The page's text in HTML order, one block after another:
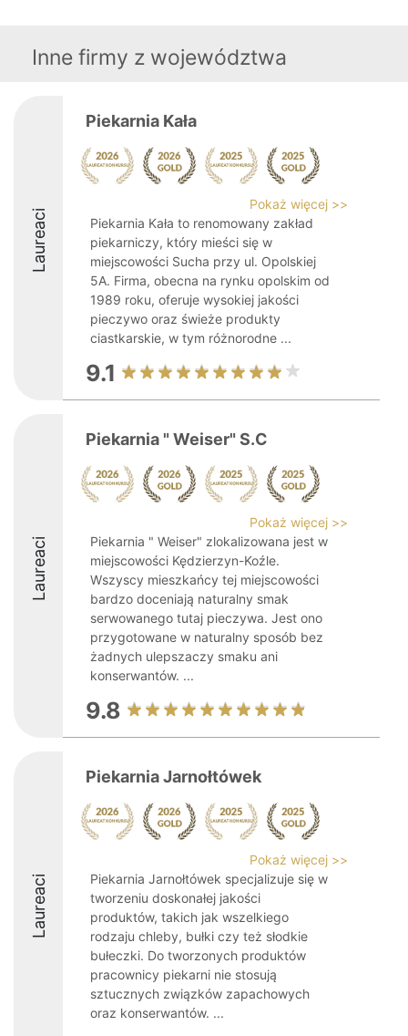
Inne firmy z województwa
Laureaci
Piekarnia Kała
Pokaż więcej >>
Piekarnia Kała to renomowany zakład
piekarniczy, który mieści się w
miejscowości Sucha przy ul. Opolskiej
5A. Firma, obecna na rynku opolskim od
1989 roku, oferuje wysokiej jakości
pieczywo oraz świeże produkty
ciastkarskie, w tym różnorodne ...
9.1
Laureaci
Piekarnia " Weiser" S.C
Pokaż więcej >>
Piekarnia " Weiser" zlokalizowana jest w
miejscowości Kędzierzyn-Koźle.
Wszyscy mieszkańcy tej miejscowości
bardzo doceniają naturalny smak
serwowanego tutaj pieczywa. Jest ono
przygotowane w naturalny sposób bez
żadnych ulepszaczy smaku ani
konserwantów. ...
9.8
Laureaci
Piekarnia Jarnołtówek
Pokaż więcej >>
Piekarnia Jarnołtówek specjalizuje się w
tworzeniu doskonałej jakości
produktów, takich jak wszelkiego
rodzaju chleby, bułki czy też słodkie
bułeczki. Do tworzonych produktów
pracownicy piekarni nie stosują
sztucznych związków zapachowych
oraz konserwantów. ...